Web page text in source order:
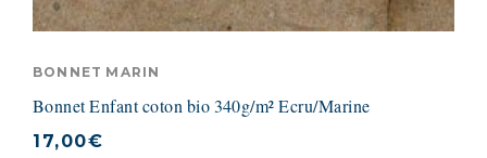
BONNET MARIN
Bonnet Enfant coton bio 340g/m² Ecru/Marine
17,00€